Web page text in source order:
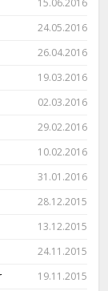
15.06.2016
24.05.2016
26.04.2016
19.03.2016
02.03.2016
29.02.2016
10.02.2016
31.01.2016
28.12.2015
13.12.2015
24.11.2015
19.11.2015